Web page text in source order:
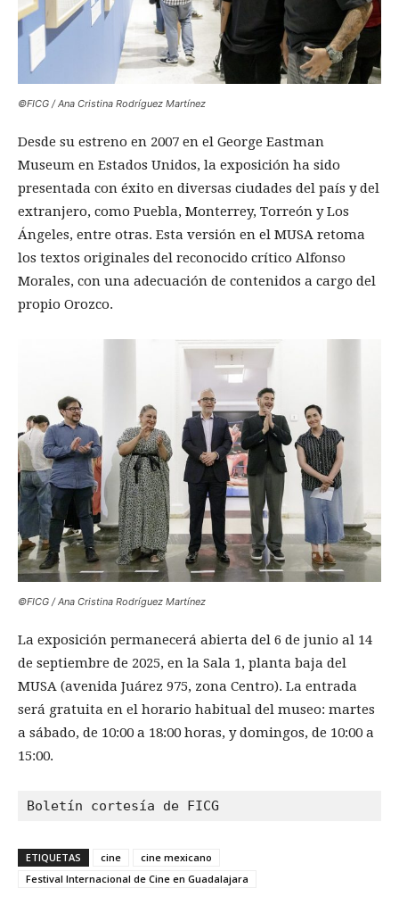
©FICG / Ana Cristina Rodríguez Martínez
Desde su estreno en 2007 en el George Eastman
Museum en Estados Unidos, la exposición ha sido
presentada con éxito en diversas ciudades del país y del
extranjero, como Puebla, Monterrey, Torreón y Los
Ángeles, entre otras. Esta versión en el MUSA retoma
los textos originales del reconocido crítico Alfonso
Morales, con una adecuación de contenidos a cargo del
propio Orozco.
©FICG / Ana Cristina Rodríguez Martínez
La exposición permanecerá abierta del 6 de junio al 14
de septiembre de 2025, en la Sala 1, planta baja del
MUSA (avenida Juárez 975, zona Centro). La entrada
será gratuita en el horario habitual del museo: martes
a sábado, de 10:00 a 18:00 horas, y domingos, de 10:00 a
15:00.
Boletín cortesía de FICG
ETIQUETAS cine
cine mexicano
Festival Internacional de Cine en Guadalajara